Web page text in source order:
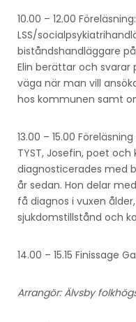
10.00 – 12.00
LSS/
biståndshandläggare
Elin berättar och
väga när man vill
hos kommunen samt
13.00 – 15.00
TYST, Josefin, poet
diagnosticerades med
år sedan. Hon delar
få diagnos i vuxen
sjukdomstillstånd och
14.00 – 15.15 Finissage
Arrangör: Älvsby